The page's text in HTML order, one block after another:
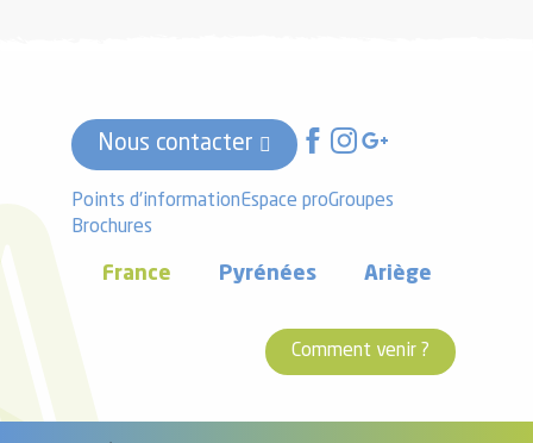
Nous contacter
Points d'informationEspace proGroupes
Brochures
France Pyrénées Ariège
Comment venir ?